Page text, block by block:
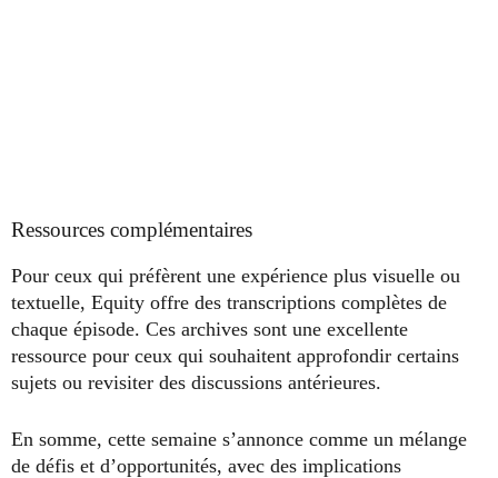
Ressources complémentaires
Pour ceux qui préfèrent une expérience plus visuelle ou
textuelle, Equity offre des transcriptions complètes de
chaque épisode. Ces archives sont une excellente
ressource pour ceux qui souhaitent approfondir certains
sujets ou revisiter des discussions antérieures.
En somme, cette semaine s’annonce comme un mélange
de défis et d’opportunités, avec des implications